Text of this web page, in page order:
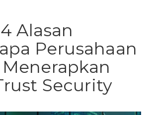
Alasan
Perusahaan
Security